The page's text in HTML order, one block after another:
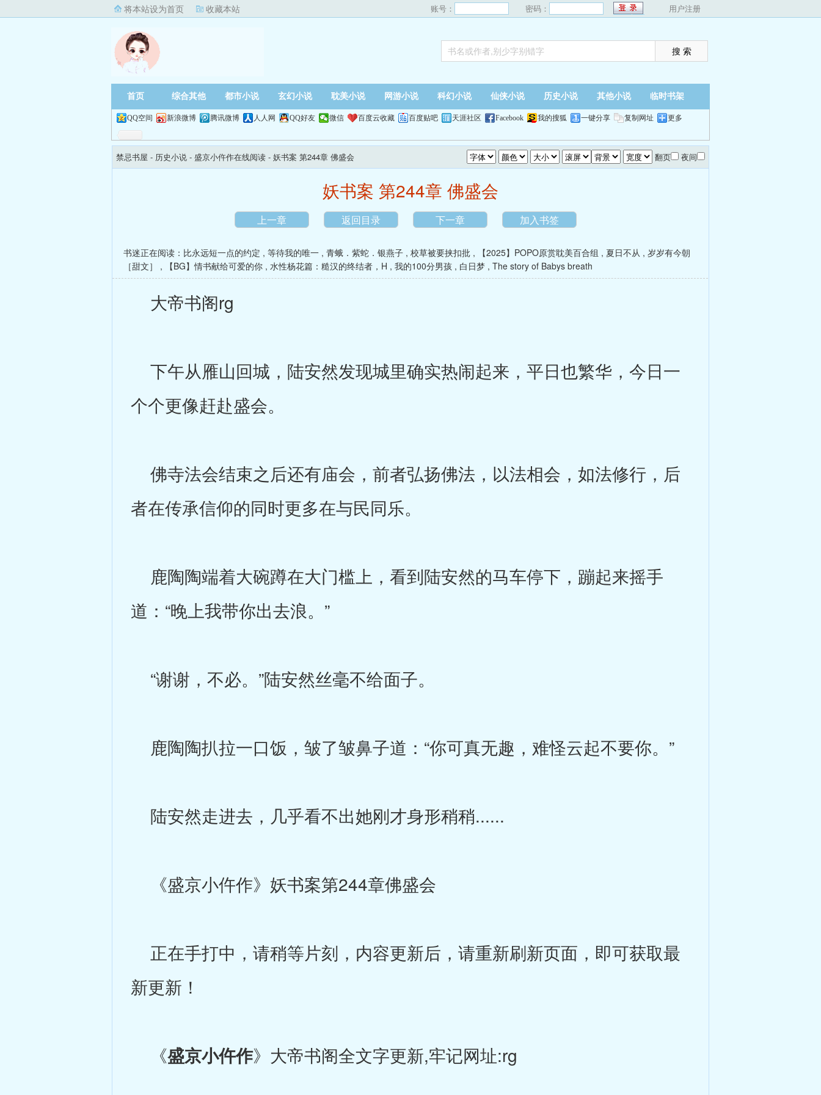
将本站设为首页 收藏本站 账号： 密码： 用户注册
首页 综合其他 都市小说 玄幻小说 耽美小说 网游小说 科幻小说 仙侠小说 历史小说 其他小说 临时书架
QQ空间 新浪微博 腾讯微博 人人网 QQ好友 微信 百度云收藏 百度贴吧 天涯社区 Facebook 我的搜狐 一键分享 复制网址 更多
禁忌书屋 - 历史小说 - 盛京小仵作在线阅读 - 妖书案 第244章 佛盛会 翻页 夜间
妖书案 第244章 佛盛会
上一章 返回目录 下一章 加入书签
书迷正在阅读： 比永远短一点的约定 , 等待我的唯一 , 青蛾．紫蛇．银燕子 , 校草被要挟扣批 , 【2025】POPO原赏耽美百合组 , 夏日不从 , 岁岁有今朝
［甜文］
, 【BG】情书献给可爱的你 , 水性杨花篇：糙汉的终结者，H , 我的100分男孩 , 白日梦 , The story of Babys breath
大帝书阁rg
下午从雁山回城，陆安然发现城里确实热闹起来，平日也繁华，今日一
个个更像赶赴盛会。
佛寺法会结束之后还有庙会，前者弘扬佛法，以法相会，如法修行，后
者在传承信仰的同时更多在与民同乐。
鹿陶陶端着大碗蹲在大门槛上，看到陆安然的马车停下，蹦起来摇手
道：“晚上我带你出去浪。”
“谢谢，不必。”陆安然丝毫不给面子。
鹿陶陶扒拉一口饭，皱了皱鼻子道：“你可真无趣，难怪云起不要你。”
陆安然走进去，几乎看不出她刚才身形稍稍......
《盛京小仵作》妖书案第244章佛盛会
正在手打中，请稍等片刻，内容更新后，请重新刷新页面，即可获取最
新更新！
《盛京小仵作》大帝书阁全文字更新,牢记网址:rg